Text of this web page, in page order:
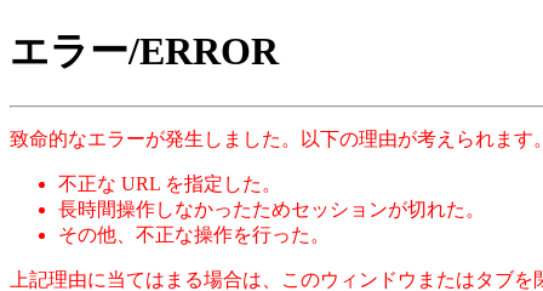
エラー/ERROR
致命的なエラーが発生しました。以下の理由が考えられます
不正な URL を指定した。
長時間操作しなかったためセッションが切れた。
その他、不正な操作を行った。
上記理由に当てはまる場合は、このウィンドウまたはタブ